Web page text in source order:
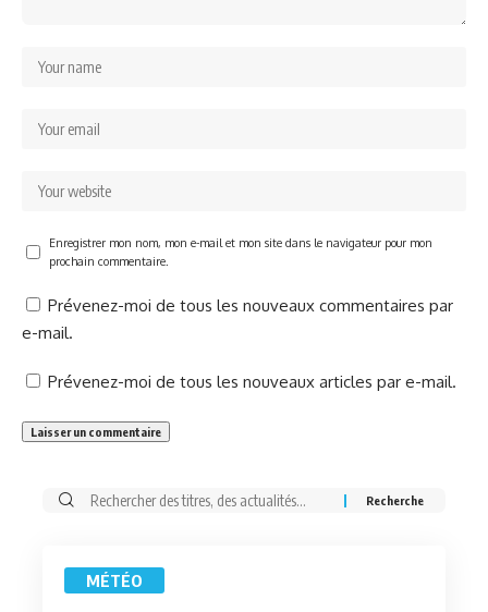
Enregistrer mon nom, mon e-mail et mon site dans le navigateur pour mon
prochain commentaire.
Prévenez-moi de tous les nouveaux commentaires par
e-mail.
Prévenez-moi de tous les nouveaux articles par e-mail.
Rechercher:
MÉTÉO